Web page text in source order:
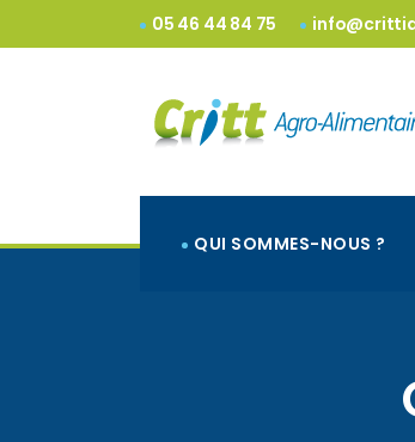
05 46 44 84 75
QUI SOMMES-NOUS ?